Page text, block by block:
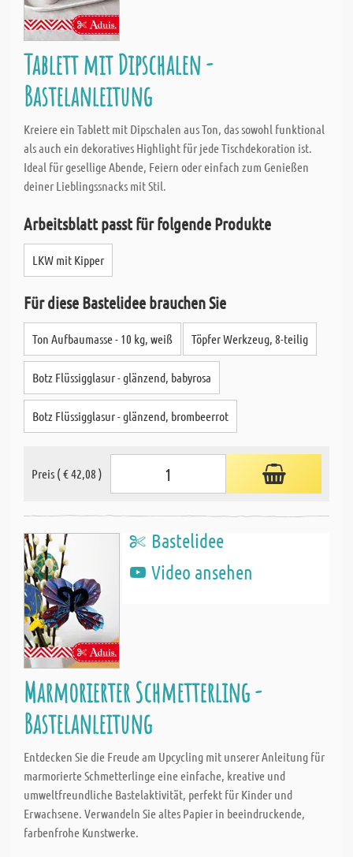
Tablett mit Dipschalen -
Bastelanleitung
Kreiere ein Tablett mit Dipschalen aus Ton, das sowohl funktional
als auch ein dekoratives Highlight für jede Tischdekoration ist.
Ideal für gesellige Abende, Feiern oder einfach zum Genießen
deiner Lieblingssnacks mit Stil.
Arbeitsblatt passt für folgende Produkte
LKW mit Kipper
Für diese Bastelidee brauchen Sie
Ton Aufbaumasse - 10 kg, weiß Töpfer Werkzeug, 8-teilig
Botz Flüssigglasur - glänzend, babyrosa
Botz Flüssigglasur - glänzend, brombeerrot
Preis ( € 42,08 )
Bastelidee
Video ansehen
Marmorierter Schmetterling -
Bastelanleitung
Entdecken Sie die Freude am Upcycling mit unserer Anleitung für
marmorierte Schmetterlinge eine einfache, kreative und
umweltfreundliche Bastelaktivität, perfekt für Kinder und
Erwachsene. Verwandeln Sie altes Papier in beeindruckende,
farbenfrohe Kunstwerke.